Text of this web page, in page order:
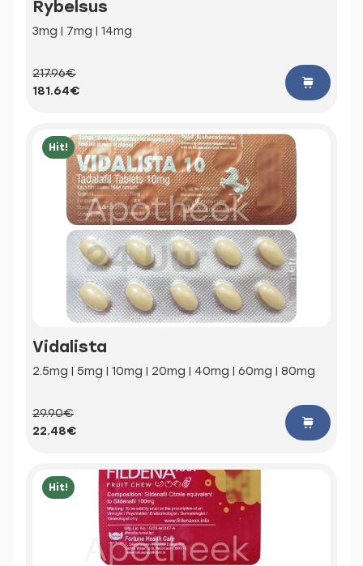
Rybelsus
3mg | 7mg | 14mg
217.96€
181.64€
Hit!
Vidalista
2.5mg | 5mg | 10mg | 20mg | 40mg | 60mg | 80mg
29.90€
22.48€
Hit!